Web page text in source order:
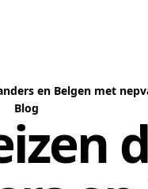
en Belgen met
Blog